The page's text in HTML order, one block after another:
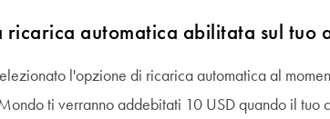
ricarica automatica abilitata sul tuo
l'opzione di ricarica automatica al
ti verranno addebitati 10 USD quando il tuo